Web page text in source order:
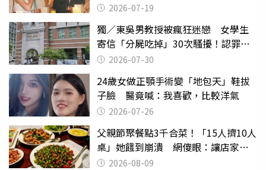
2026-07-19
獨／東吳男教授被瘋狂迷戀 女學生
寄信「分屍吃掉」30次騷擾！認罪免
關 2026-07-30
24歲女做正顎手術變「地包天」鞋拔
子臉 醫竟喊：我喜歡，比較洋氣
2026-07-26
父親節聚餐點3千合菜！「15人擠10人
桌」她餓到崩潰 網傻眼：讓店家看
笑話2026-08-09